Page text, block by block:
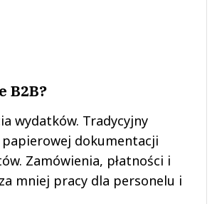
B2B?
wydatków. Tradycyjny
papierowej dokumentacji
Zamówienia, płatności i
mniej pracy dla personelu i